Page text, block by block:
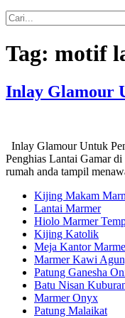
Tag: motif
Inlay Glamour
Inlay Glamour Untuk
Penghias Lantai Gamar
rumah anda tampil
Kijing Makam
Lantai Marmer
Hiolo Marmer
Kijing Katolik
Meja Kantor
Marmer Kawi
Patung Ganesha
Batu Nisan
Marmer Onyx
Patung Malaikat